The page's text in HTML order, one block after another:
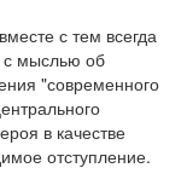
с тем всегда
с мыслью об
"современного
в качестве
отступление.